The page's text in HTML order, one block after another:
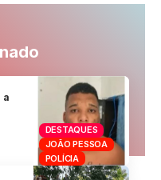
DESTAQUES
JOÃO PESSOA
POLÍCIA
a